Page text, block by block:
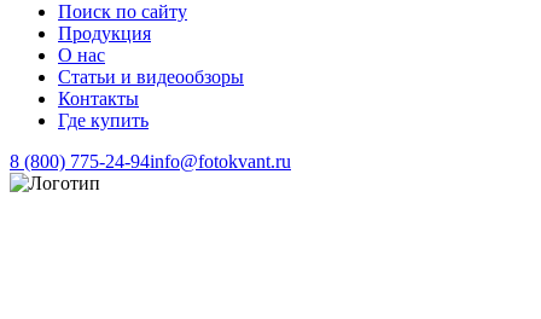
Поиск по сайту
Продукция
О нас
Статьи и видеообзоры
Контакты
Где купить
8 (800) 775-24-94info@fotokvant.ru